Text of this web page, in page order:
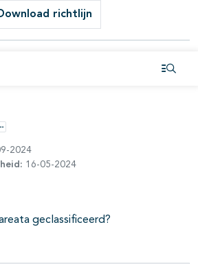
richtlijn
Opties
2024
16-05-2024
geclassificeerd?